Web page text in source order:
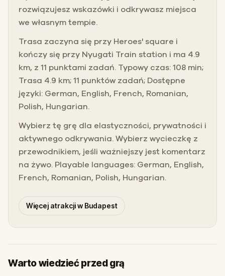
rozwiązujesz wskazówki i odkrywasz miejsca
we własnym tempie.
Trasa zaczyna się przy Heroes' square i
kończy się przy Nyugati Train station i ma 4.9
km, z 11 punktami zadań. Typowy czas: 108 min;
Trasa 4.9 km; 11 punktów zadań; Dostępne
języki: German, English, French, Romanian,
Polish, Hungarian.
Wybierz tę grę dla elastyczności, prywatności i
aktywnego odkrywania. Wybierz wycieczkę z
przewodnikiem, jeśli ważniejszy jest komentarz
na żywo. Playable languages: German, English,
French, Romanian, Polish, Hungarian.
Więcej atrakcji w Budapest
Warto wiedzieć przed grą